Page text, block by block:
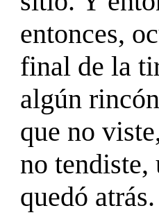
entonces,
final de la
algún
que no
no tendiste,
quedó atrás.